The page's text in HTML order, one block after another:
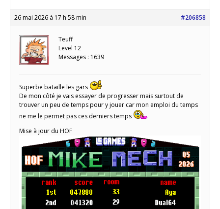
26 mai 2026 à 17 h 58 min #206858
Teuff
Level 12
Messages : 1639
Superbe bataille les gars
De mon côté je vais essayer de progresser mais surtout de
trouver un peu de temps pour y jouer car mon emploi du temps
ne me le permet pas ces derniers temps
Mise à jour du HOF